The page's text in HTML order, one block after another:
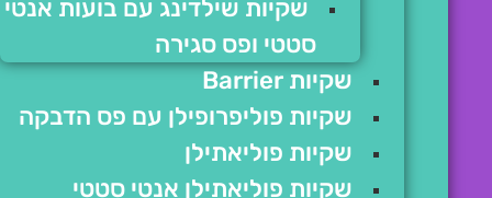
שקיות שילדינג עם בועות אנטי
סטטי ופס סגירה
שקיות Barrier
שקיות פוליפרופילן עם פס הדבקה
שקיות פוליאתילן
שקיות פוליאתילן אנטי סטטי